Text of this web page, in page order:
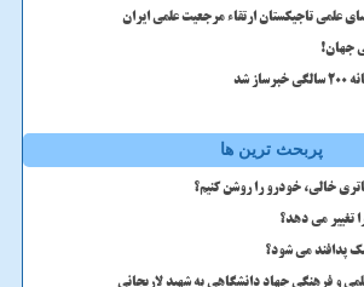
علمی تاجیکستان ارتقاء مرجعیت علمی ایران
جهان!
شد
پربحث ترین ها
خالی، خودرو را روشن کنیم؟
تغییر می دهد؟
پدافند می شود؟
و فرهنگی جهاد دانشگاهی به شهید لاریجانی